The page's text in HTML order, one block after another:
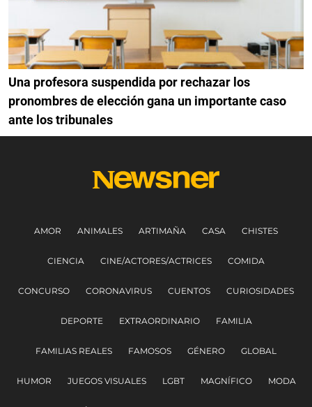
Una profesora suspendida por rechazar los
pronombres de elección gana un importante caso
ante los tribunales
AMOR ANIMALES ARTIMAÑA CASA CHISTES
CIENCIA CINE/ACTORES/ACTRICES COMIDA
CONCURSO CORONAVIRUS CUENTOS CURIOSIDADES
DEPORTE EXTRAORDINARIO FAMILIA
FAMILIAS REALES FAMOSOS GÉNERO GLOBAL
HUMOR JUEGOS VISUALES LGBT MAGNÍFICO MODA